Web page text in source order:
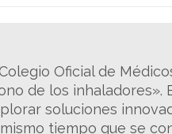
Oficial de
de los
soluciones
tiempo que se